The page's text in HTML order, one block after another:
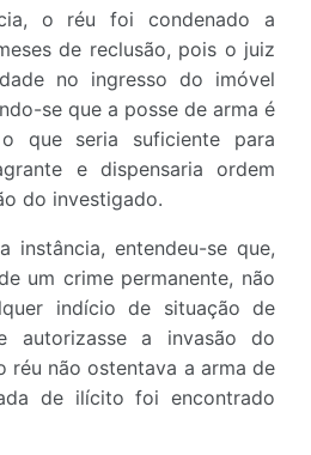
o réu foi condenado a
de reclusão, pois o juiz
no ingresso do imóvel
se que a posse de arma é
que seria suficiente para
e dispensaria ordem
do investigado.
instância, entendeu-se que,
um crime permanente, não
indício de situação de
autorizasse a invasão do
réu não ostentava a arma de
de ilícito foi encontrado